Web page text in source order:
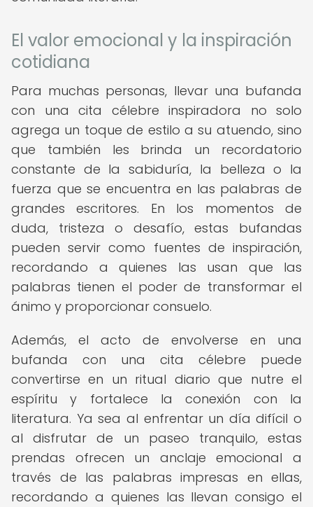
El valor emocional y la inspiración
cotidiana
Para muchas personas, llevar una bufanda
con una cita célebre inspiradora no solo
agrega un toque de estilo a su atuendo, sino
que también les brinda un recordatorio
constante de la sabiduría, la belleza o la
fuerza que se encuentra en las palabras de
grandes escritores. En los momentos de
duda, tristeza o desafío, estas bufandas
pueden servir como fuentes de inspiración,
recordando a quienes las usan que las
palabras tienen el poder de transformar el
ánimo y proporcionar consuelo.
Además, el acto de envolverse en una
bufanda con una cita célebre puede
convertirse en un ritual diario que nutre el
espíritu y fortalece la conexión con la
literatura. Ya sea al enfrentar un día difícil o
al disfrutar de un paseo tranquilo, estas
prendas ofrecen un anclaje emocional a
través de las palabras impresas en ellas,
recordando a quienes las llevan consigo el